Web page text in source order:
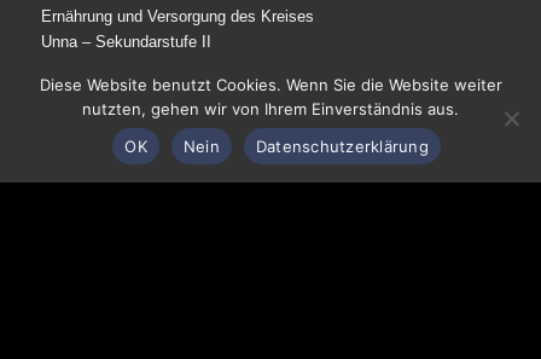
Ernährung und Versorgung des Kreises
Unna – Sekundarstufe II
Diese Website benutzt Cookies. Wenn Sie die Website weiter
nutzten, gehen wir von Ihrem Einverständnis aus.
OK
Nein Datenschutzerklärung